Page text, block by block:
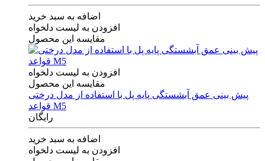
اضافه به سبد خرید
افزودن به لیست دلخواه
مقایسه این محصول
افزودن به لیست دلخواه
مقایسه این محصول
پیش بینی عمق آبشستگی پایه پل با استفاده از مدل درختی
قواعد M5
رایگان
اضافه به سبد خرید
افزودن به لیست دلخواه